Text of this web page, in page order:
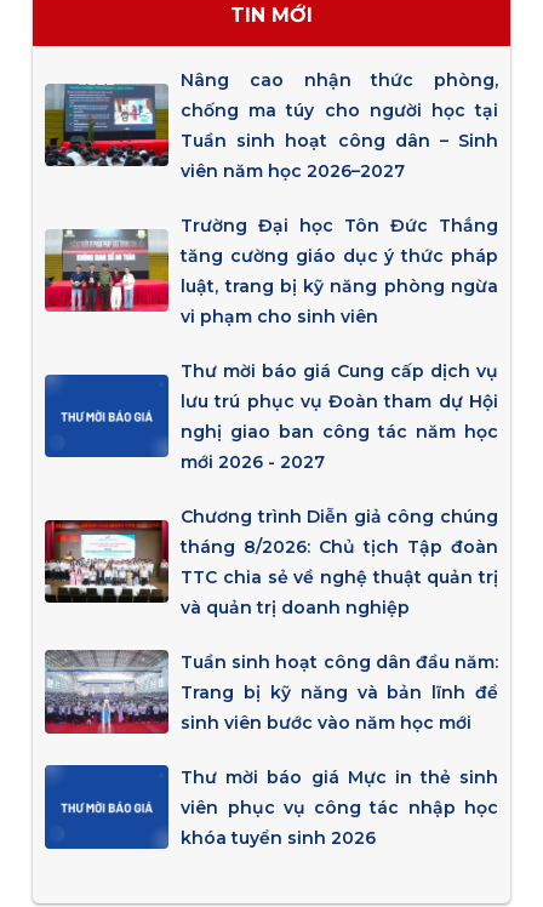
TIN MỚI
Nâng cao nhận thức phòng,
chống ma túy cho người học tại
Tuần sinh hoạt công dân – Sinh
viên năm học 2026–2027
Trường Đại học Tôn Đức Thắng
tăng cường giáo dục ý thức pháp
luật, trang bị kỹ năng phòng ngừa
vi phạm cho sinh viên
Thư mời báo giá Cung cấp dịch vụ
lưu trú phục vụ Đoàn tham dự Hội
nghị giao ban công tác năm học
mới 2026 - 2027
Chương trình Diễn giả công chúng
tháng 8/2026: Chủ tịch Tập đoàn
TTC chia sẻ về nghệ thuật quản trị
và quản trị doanh nghiệp
Tuần sinh hoạt công dân đầu năm:
Trang bị kỹ năng và bản lĩnh để
sinh viên bước vào năm học mới
Thư mời báo giá Mực in thẻ sinh
viên phục vụ công tác nhập học
khóa tuyển sinh 2026